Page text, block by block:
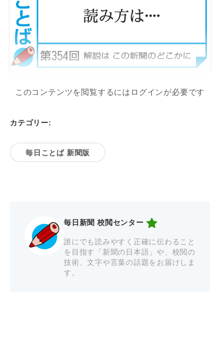
このコンテンツを閲覧するにはログインが必要です
カテゴリー:
毎日ことば 新聞版
毎日新聞 校閲センター
誰にでも読みやすく正確に伝わること
を目指す「新聞の日本語」や、校閲の
技術、文字や言葉の話題をお届けしま
す。